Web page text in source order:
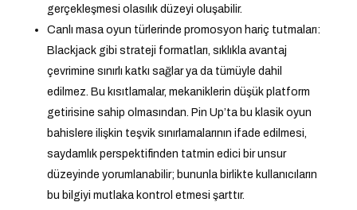
gerçekleşmesi olasılık düzeyi oluşabilir.
Canlı masa oyun türlerinde promosyon hariç tutmaları:
Blackjack gibi strateji formatları, sıklıkla avantaj
çevrimine sınırlı katkı sağlar ya da tümüyle dahil
edilmez. Bu kısıtlamalar, mekaniklerin düşük platform
getirisine sahip olmasından. Pin Up’ta bu klasik oyun
bahislere ilişkin teşvik sınırlamalarının ifade edilmesi,
saydamlık perspektifinden tatmin edici bir unsur
düzeyinde yorumlanabilir; bununla birlikte kullanıcıların
bu bilgiyi mutlaka kontrol etmesi şarttır.